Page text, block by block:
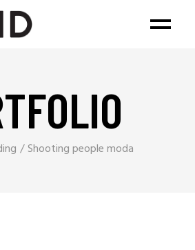
Shooting people moda